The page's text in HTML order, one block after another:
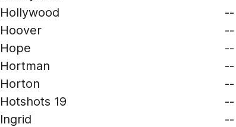
Hollywood
--
Hoover
--
Hope
--
Hortman
--
Horton
--
Hotshots 19
--
Ingrid
--